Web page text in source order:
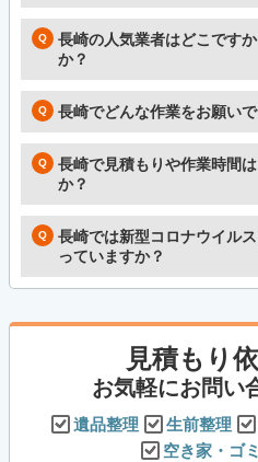
長崎の人気業者はどこです
か？
長崎でどんな作業をお願い
長崎で見積もりや作業時間
か？
長崎では新型コロナウイル
っていますか？
見積もり
お気軽にお問い
遺品整理 生前整理
空き家・ゴ